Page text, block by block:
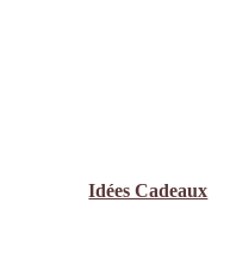
Idées Cadeaux